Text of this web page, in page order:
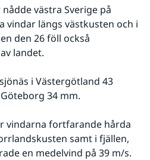
väst­ra Sverige på
vindar längs västkusten och i
den 26 föll också
landet.
i Västergötland 43
34 mm.
vindarna fortfarande hårda
samt i fjällen,
en medelvind på 39 m/s.